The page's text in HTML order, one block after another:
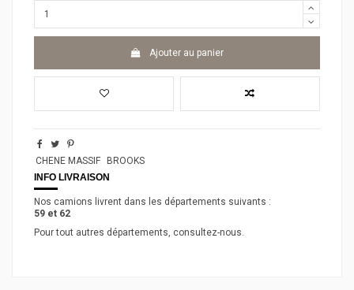
Ajouter au panier
CHENE MASSIF
BROOKS
INFO LIVRAISON
Nos camions livrent dans les départements suivants :
59 et 62
Pour tout autres départements, consultez-nous.